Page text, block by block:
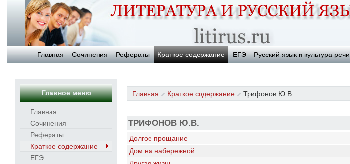
Главная Сочинения Рефераты Краткое содержание ЕГЭ Русский язык и культура речи
Главное меню
Главная
Сочинения
Рефераты
Краткое содержание
ЕГЭ
Главная Краткое содержание Трифонов Ю.В.
ТРИФОНОВ Ю.В.
Долгое прощание
Дом на набережной